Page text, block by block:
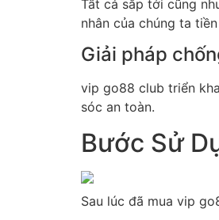
Tất cả sắp tới cũng
nhân của chúng ta
Giải pháp
vip go88 club triển
sóc an toàn.
Bước Sử
Sau lúc đã mua vip